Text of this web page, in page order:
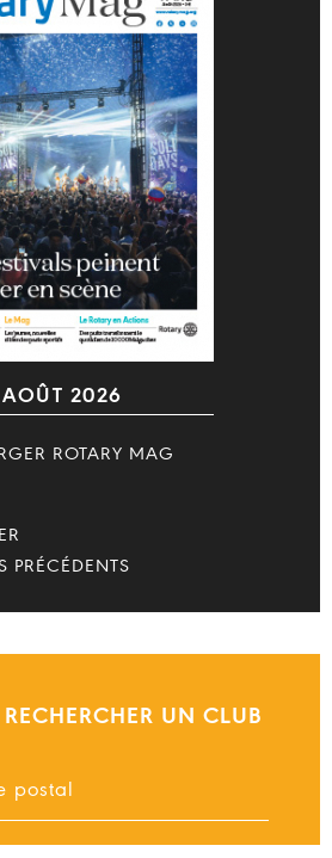
AOÛT 2026
ROTARY MAG
PRÉCÉDENTS
RECHERCHER UN CLUB